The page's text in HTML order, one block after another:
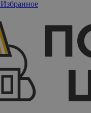
Избранное